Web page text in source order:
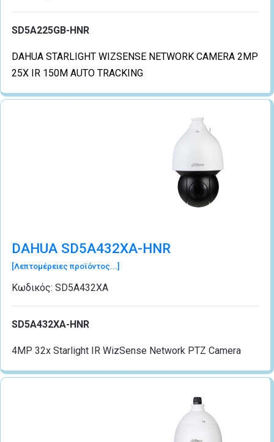
SD5A225GB-HNR
DAHUA STARLIGHT WIZSENSE NETWORK CAMERA 2MP
25X IR 150M AUTO TRACKING
DAHUA SD5A432XA-HNR
[Λεπτομέρειες προϊόντος...]
Κωδικός: SD5A432XA
SD5A432XA-HNR
4MP 32x Starlight IR WizSense Network PTZ Camera